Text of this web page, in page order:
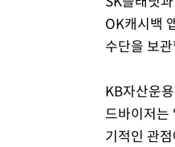
OK캐시백
수단을 보
KB자산운
드바이저는
기적인 관